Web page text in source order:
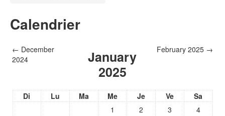
Calendrier
← December
2024
January
2025
February 2025 →
Di Lu Ma Me Je Ve
Sa
1
2 3 4